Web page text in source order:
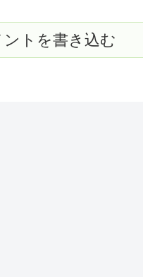
ントを書き込む